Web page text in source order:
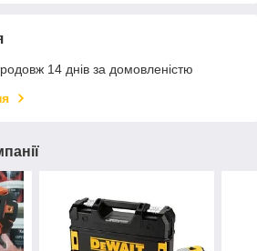
14 днів за домовленістю